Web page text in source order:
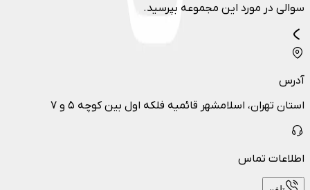
سوالی در مورد این مجموعه بپرسید.
آدرس
استان تهران، اسلامشهر قائمیه فلکه اول بین کوچه ۵ و ۷
اطلاعات تماس